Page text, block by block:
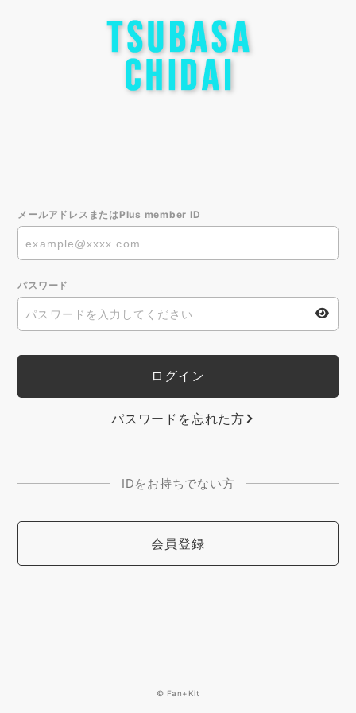
メールアドレスまたはPlus member ID
パスワード
パスワードを忘れた方
IDをお持ちでない方
会員登録
© Fan+Kit